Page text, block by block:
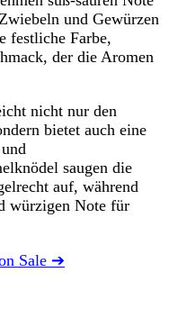
und Gewürzen
festliche Farbe,
der die Aromen
nicht nur den
bietet auch eine
saugen die
auf, während
würzigen Note für
Sale ➔